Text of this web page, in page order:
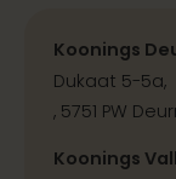
Koonings
Dukaat 5-5a,
, 5751 PW
Koonings